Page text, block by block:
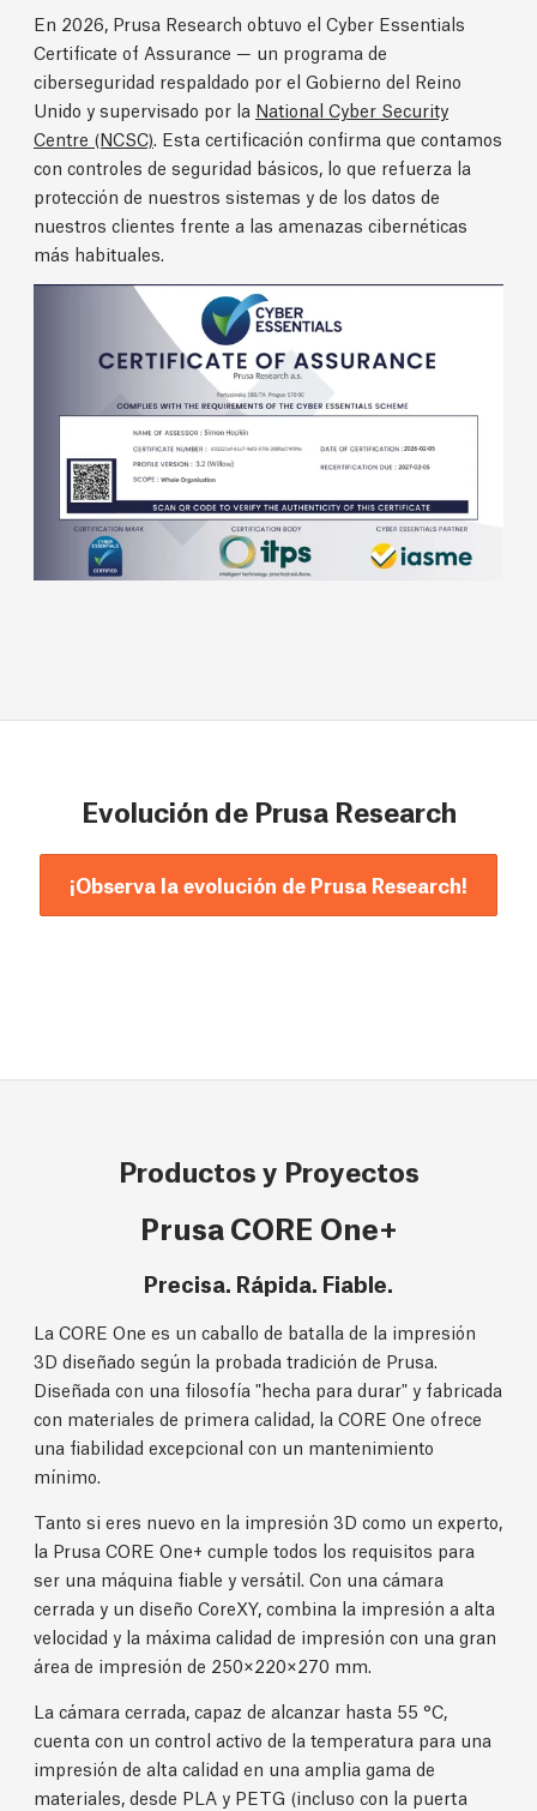
En 2026, Prusa Research obtuvo el Cyber Essentials
Certificate of Assurance — un programa de
ciberseguridad respaldado por el Gobierno del Reino
Unido y supervisado por la National Cyber Security
Centre (NCSC). Esta certificación confirma que contamos
con controles de seguridad básicos, lo que refuerza la
protección de nuestros sistemas y de los datos de
nuestros clientes frente a las amenazas cibernéticas
más habituales.
Evolución de Prusa Research
¡Observa la evolución de Prusa Research!
Productos y Proyectos
Prusa CORE One+
Precisa. Rápida. Fiable.
La CORE One es un caballo de batalla de la impresión
3D diseñado según la probada tradición de Prusa.
Diseñada con una filosofía "hecha para durar" y fabricada
con materiales de primera calidad, la CORE One ofrece
una fiabilidad excepcional con un mantenimiento
mínimo.
Tanto si eres nuevo en la impresión 3D como un experto,
la Prusa CORE One+ cumple todos los requisitos para
ser una máquina fiable y versátil. Con una cámara
cerrada y un diseño CoreXY, combina la impresión a alta
velocidad y la máxima calidad de impresión con una gran
área de impresión de 250×220×270 mm.
La cámara cerrada, capaz de alcanzar hasta 55 °C,
cuenta con un control activo de la temperatura para una
impresión de alta calidad en una amplia gama de
materiales, desde PLA y PETG (incluso con la puerta